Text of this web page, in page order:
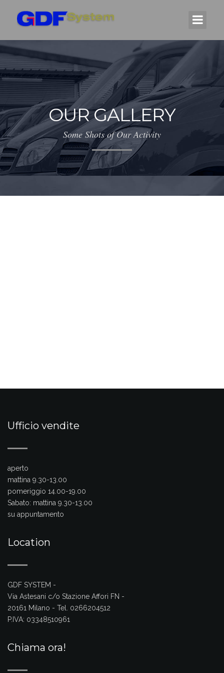
OUR GALLERY
Some Shots of Our Activity
Ufficio vendite
aperto
mattina 9.30-13.00
pomeriggio 14.00-19.00
Sabato: mattina 9.30-13.00
su appuntamento
Location
GDF SYSTEM -
Via Astesani c/o Stazione Affori FN -
20161 Milano - Tel. 0266204512
P.IVA: 03348510961
Chiama ora!